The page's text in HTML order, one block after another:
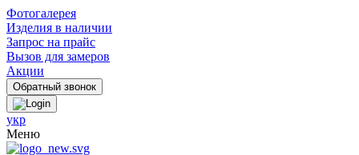
Фотогалерея
Изделия в наличии
Запрос на прайс
Вызов для замеров
Акции
укр
Меню